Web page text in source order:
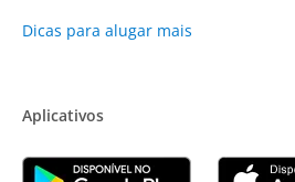
Dicas para alugar mais
Aplicativos